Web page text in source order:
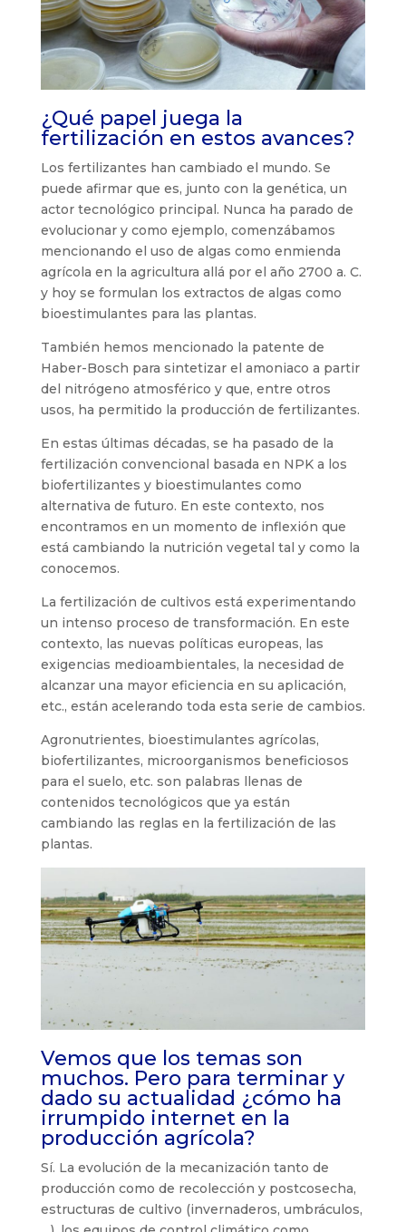
¿Qué papel juega la
fertilización en estos avances?
Los fertilizantes han cambiado el mundo. Se
puede afirmar que es, junto con la genética, un
actor tecnológico principal. Nunca ha parado de
evolucionar y como ejemplo, comenzábamos
mencionando el uso de algas como enmienda
agrícola en la agricultura allá por el año 2700 a. C.
y hoy se formulan los extractos de algas como
bioestimulantes para las plantas.
También hemos mencionado la patente de
Haber-Bosch para sintetizar el amoniaco a partir
del nitrógeno atmosférico y que, entre otros
usos, ha permitido la producción de fertilizantes.
En estas últimas décadas, se ha pasado de la
fertilización convencional basada en NPK a los
biofertilizantes y bioestimulantes como
alternativa de futuro. En este contexto, nos
encontramos en un momento de inflexión que
está cambiando la nutrición vegetal tal y como la
conocemos.
La fertilización de cultivos está experimentando
un intenso proceso de transformación. En este
contexto, las nuevas políticas europeas, las
exigencias medioambientales, la necesidad de
alcanzar una mayor eficiencia en su aplicación,
etc., están acelerando toda esta serie de cambios.
Agronutrientes, bioestimulantes agrícolas,
biofertilizantes, microorganismos beneficiosos
para el suelo, etc. son palabras llenas de
contenidos tecnológicos que ya están
cambiando las reglas en la fertilización de las
plantas.
Vemos que los temas son
muchos. Pero para terminar y
dado su actualidad ¿cómo ha
irrumpido internet en la
producción agrícola?
Sí. La evolución de la mecanización tanto de
producción como de recolección y postcosecha,
estructuras de cultivo (invernaderos, umbráculos,